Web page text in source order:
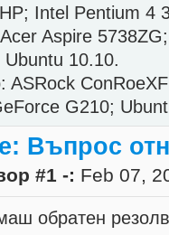
Intel Pentium 4
Aspire
10.10.
ASRock
G210;
Въпрос
#1 -: Feb 07,
обратен